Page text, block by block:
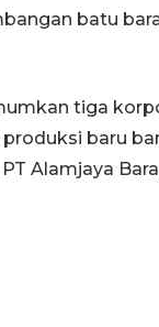
batu
tiga
baru
Alamjaya